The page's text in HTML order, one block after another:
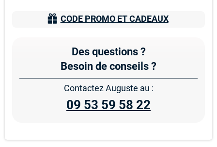
CODE PROMO ET CADEAUX
Des questions ?
Besoin de conseils ?
Contactez Auguste au :
09 53 59 58 22